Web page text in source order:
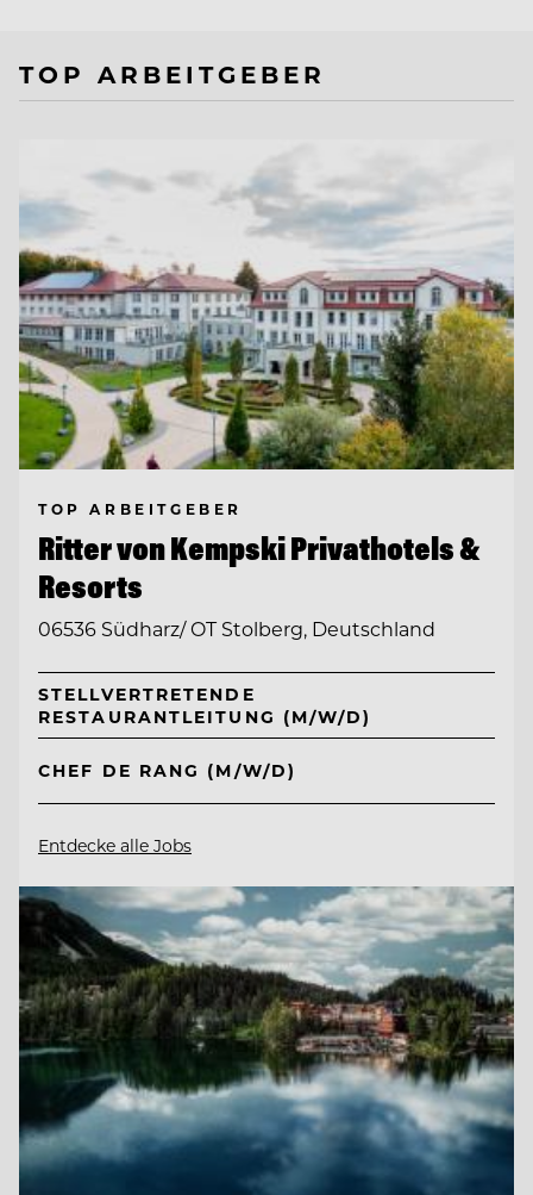
TOP ARBEITGEBER
TOP ARBEITGEBER
Ritter von Kempski Privathotels &
Resorts
06536 Südharz/ OT Stolberg, Deutschland
STELLVERTRETENDE
RESTAURANTLEITUNG (M/W/D)
CHEF DE RANG (M/W/D)
Entdecke alle Jobs